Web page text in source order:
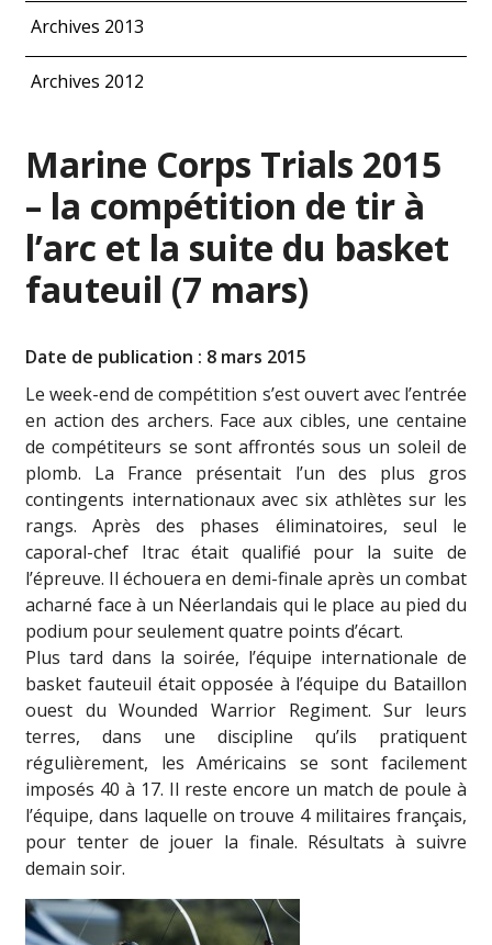
Archives 2013
Archives 2012
Marine Corps Trials 2015
– la compétition de tir à
l’arc et la suite du basket
fauteuil (7 mars)
Date de publication : 8 mars 2015
Le week-end de compétition s’est ouvert avec l’entrée
en action des archers. Face aux cibles, une centaine
de compétiteurs se sont affrontés sous un soleil de
plomb. La France présentait l’un des plus gros
contingents internationaux avec six athlètes sur les
rangs. Après des phases éliminatoires, seul le
caporal-chef Itrac était qualifié pour la suite de
l’épreuve. Il échouera en demi-finale après un combat
acharné face à un Néerlandais qui le place au pied du
podium pour seulement quatre points d’écart.
Plus tard dans la soirée, l’équipe internationale de
basket fauteuil était opposée à l’équipe du Bataillon
ouest du Wounded Warrior Regiment. Sur leurs
terres, dans une discipline qu’ils pratiquent
régulièrement, les Américains se sont facilement
imposés 40 à 17. Il reste encore un match de poule à
l’équipe, dans laquelle on trouve 4 militaires français,
pour tenter de jouer la finale. Résultats à suivre
demain soir.